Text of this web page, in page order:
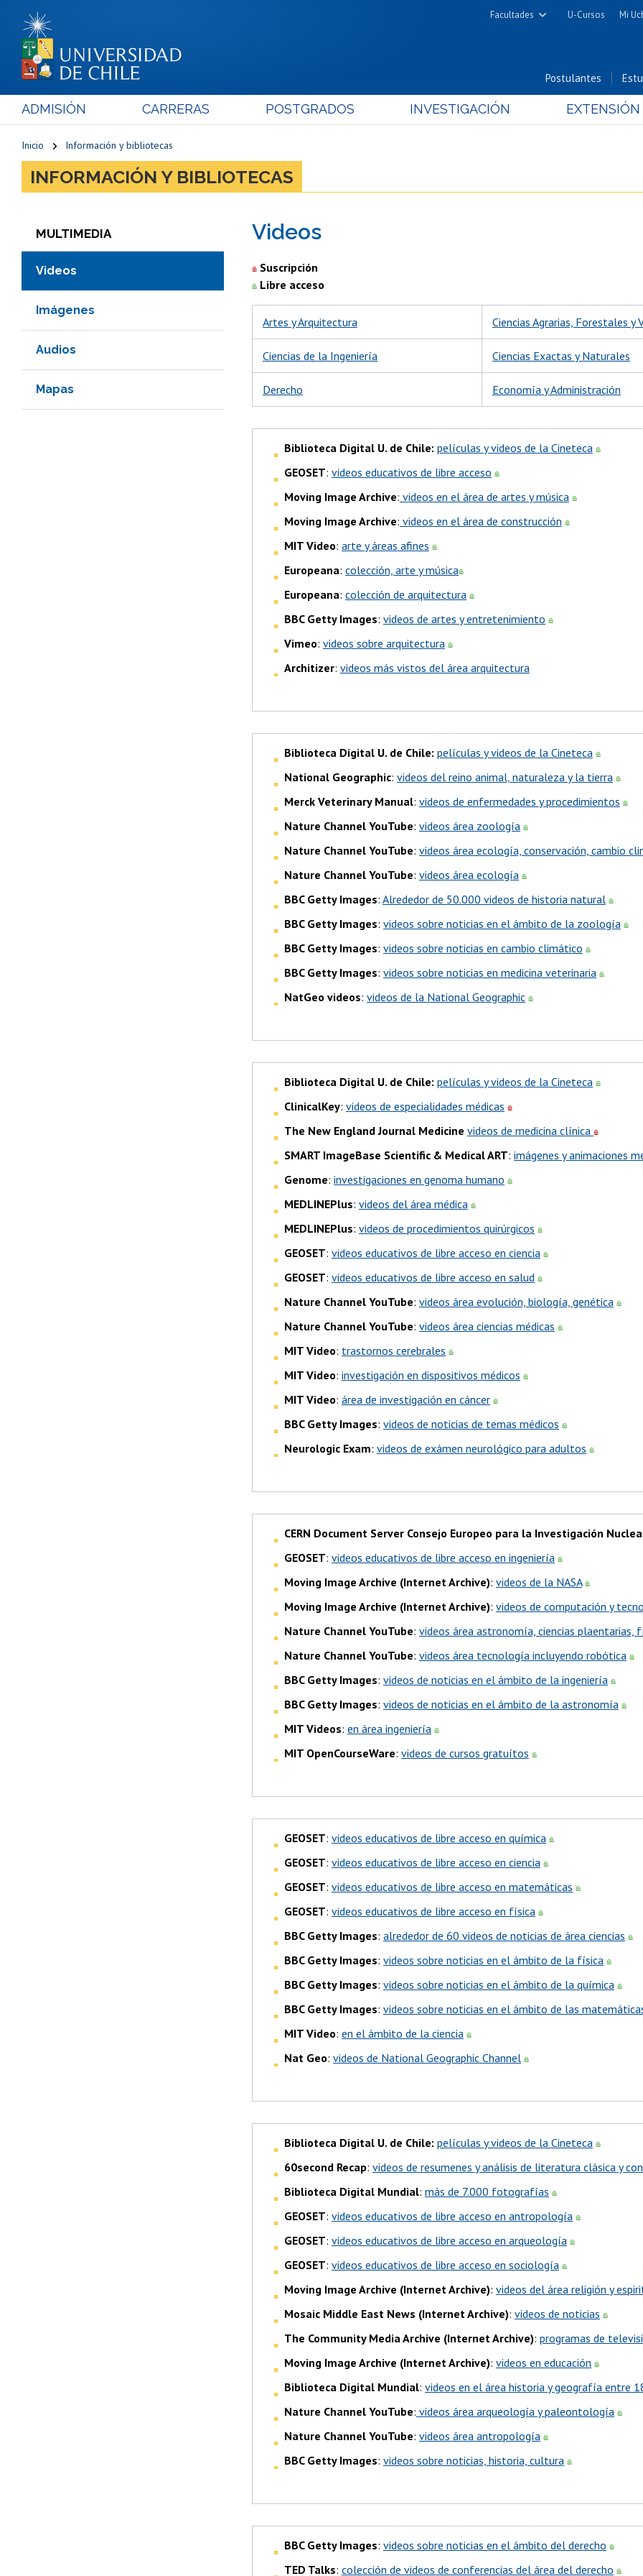
Facultades
Cs. Físicas y Matemáticas
Cs. Químicas y Farmacéuticas
U-Cursos Mi
Postulantes
ADMISIÓN CARRERAS POSTGRADOS INVESTIGACIÓN EXTENSIÓN
Inicio Información y bibliotecas
INFORMACIÓN Y BIBLIOTECAS
MULTIMEDIA
Videos
Imágenes
Audios
Mapas
Videos
Suscripción
Libre acceso
Artes y Arquitectura Ciencias Agrarias, Forestales y
Ciencias de la Ingeniería Ciencias Exactas y Naturales
Derecho Economía y Administración
Biblioteca Digital U. de Chile: películas y videos de la Cineteca
GEOSET: videos educativos de libre acceso
Moving Image Archive: videos en el área de artes y música
Moving Image Archive: videos en el área de construcción
MIT Video: arte y áreas afines
Europeana: colección, arte y música
Europeana: colección de arquitectura
BBC Getty Images: videos de artes y entretenimiento
Vimeo: videos sobre arquitectura
Architizer: videos más vistos del área arquitectura
Biblioteca Digital U. de Chile: películas y videos de la Cineteca
National Geographic: videos del reino animal, naturaleza y la tierra
Merck Veterinary Manual: videos de enfermedades y procedimientos
Nature Channel YouTube: videos área zoología
Nature Channel YouTube: videos área ecología, conservación, cambio
Nature Channel YouTube: videos área ecología
BBC Getty Images: Alrededor de 50.000 videos de historia natural
BBC Getty Images: videos sobre noticias en el ámbito de la zoología
BBC Getty Images: videos sobre noticias en cambio climático
BBC Getty Images: videos sobre noticias en medicina veterinaria
NatGeo videos: videos de la National Geographic
Biblioteca Digital U. de Chile: películas y videos de la Cineteca
ClinicalKey: videos de especialidades médicas
The New England Journal Medicine videos de medicina clínica
SMART ImageBase Scientific & Medical ART: imágenes y animaciones
Genome: investigaciones en genoma humano
MEDLINEPlus: videos del área médica
MEDLINEPlus: videos de procedimientos quirúrgicos
GEOSET: videos educativos de libre acceso en ciencia
GEOSET: videos educativos de libre acceso en salud
Nature Channel YouTube: videos área evolución, biología, genética
Nature Channel YouTube: videos área ciencias médicas
MIT Video: trastornos cerebrales
MIT Video: investigación en dispositivos médicos
MIT Video: área de investigación en cáncer
BBC Getty Images: videos de noticias de temas médicos
Neurologic Exam: videos de exámen neurológico para adultos
CERN Document Server Consejo Europeo para la Investigación
GEOSET: videos educativos de libre acceso en ingeniería
Moving Image Archive (Internet Archive): videos de la NASA
Moving Image Archive (Internet Archive): videos de computación y
Nature Channel YouTube: videos área astronomía, ciencias plaentarias,
Nature Channel YouTube: videos área tecnología incluyendo robótica
BBC Getty Images: videos de noticias en el ámbito de la ingeniería
BBC Getty Images: videos de noticias en el ámbito de la astronomía
MIT Videos: en área ingeniería
MIT OpenCourseWare: videos de cursos gratuítos
GEOSET: videos educativos de libre acceso en química
GEOSET: videos educativos de libre acceso en ciencia
GEOSET: videos educativos de libre acceso en matemáticas
GEOSET: videos educativos de libre acceso en física
BBC Getty Images: alrededor de 60 videos de noticias de área ciencias
BBC Getty Images: videos sobre noticias en el ámbito de la física
BBC Getty Images: videos sobre noticias en el ámbito de la química
BBC Getty Images: videos sobre noticias en el ámbito de las
MIT Video: en el ámbito de la ciencia
Nat Geo: videos de National Geographic Channel
Biblioteca Digital U. de Chile: películas y videos de la Cineteca
60second Recap: videos de resumenes y análisis de literatura clásica y
Biblioteca Digital Mundial: más de 7.000 fotografías
GEOSET: videos educativos de libre acceso en antropología
GEOSET: videos educativos de libre acceso en arqueología
GEOSET: videos educativos de libre acceso en sociología
Moving Image Archive (Internet Archive): videos del área religión y
Mosaic Middle East News (Internet Archive): videos de noticias
The Community Media Archive (Internet Archive): programas de
Moving Image Archive (Internet Archive): videos en educación
Biblioteca Digital Mundial: videos en el área historia y geografía entre
Nature Channel YouTube: videos área arqueología y paleontología
Nature Channel YouTube: videos área antropología
BBC Getty Images: videos sobre noticias, historia, cultura
BBC Getty Images: videos sobre noticias en el ámbito del derecho
TED Talks: colección de videos de conferencias del área del derecho